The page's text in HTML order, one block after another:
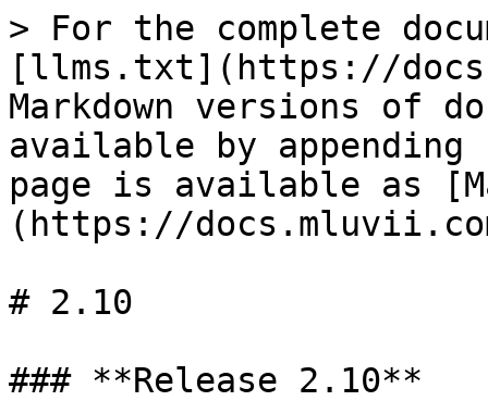
> For the complete
[llms.txt](https://
Markdown versions of
available by
page is available as
(https://
# 2.10
### **Release 2.10**